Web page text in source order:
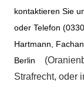
kontaktieren Sie
oder Telefon
Hartmann,
Berlin
Strafrecht, oder